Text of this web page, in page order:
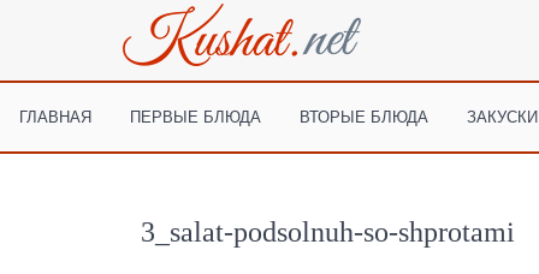
ГЛАВНАЯ ПЕРВЫЕ БЛЮДА ВТОРЫЕ БЛЮДА ЗАКУСКИ
3_salat-podsolnuh-so-shprotami